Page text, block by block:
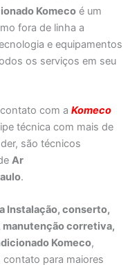
Komeco é um
fora de linha a
e equipamentos
os serviços em seu
com a Komeco
técnica com mais de
são técnicos
Ar
.
Instalação, conserto,
corretiva,
Komeco,
para maiores